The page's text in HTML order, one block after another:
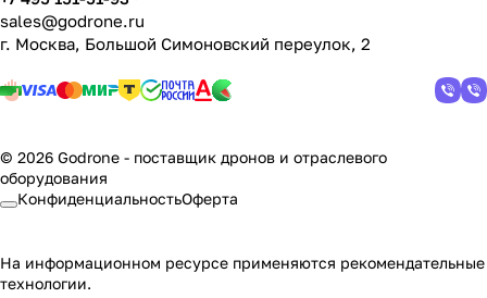
sales@godrone.ru
г. Москва, Большой Симоновский переулок, 2
© 2026 Godrone - поставщик дронов и отраслевого
оборудования
КонфиденциальностьОферта
На информационном ресурсе применяются рекомендательные
технологии.